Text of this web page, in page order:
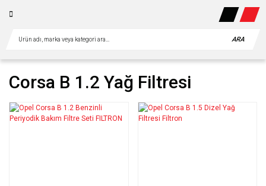
ARA
Corsa B 1.2 Yağ Filtresi